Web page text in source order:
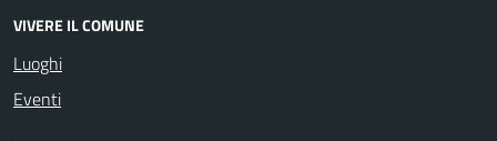
VIVERE IL COMUNE
Luoghi
Eventi